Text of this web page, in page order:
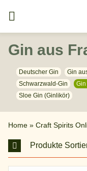
Inhalt
springen
Gin aus
Deutscher Gin Gin
Schwarzwald-Gin
Sloe Gin (Ginlikör)
Home» Craft Spirits
Produkte